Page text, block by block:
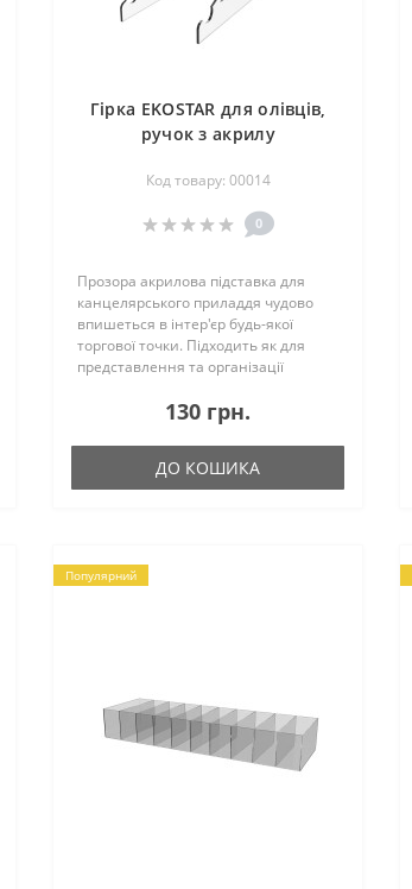
Гірка EKOSTAR для олівців,
ручок з акрилу
Код товару: 00014
0
Прозора акрилова підставка для
канцелярського приладдя чудово
впишеться в інтер'єр будь-якої
торгової точки. Підходить як для
представлення та організації
оптимізації простору робочого місця
130 грн.
ДО КОШИКА
Популярний